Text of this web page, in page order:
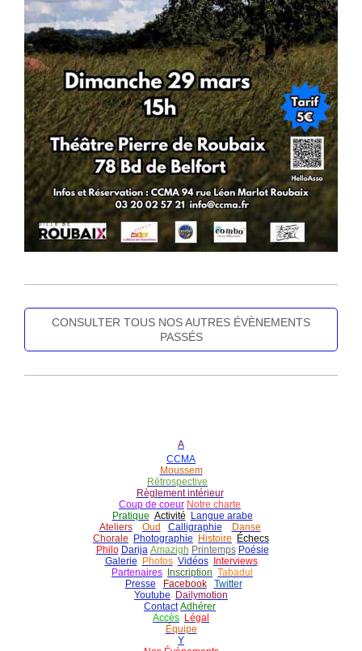
CONSULTER TOUS NOS AUTRES ÉVÈNEMENTS
PASSÉS
A
CCMA
Moussem
Rétrospective
Règlement intérieur
Coup de coeur Notre charte
Pratique Activité
Langue arabe
Ateliers
Oud Calligraphie
Danse
Chorale
Photographie Histoire Échecs
Philo Darija Amazigh Printemps Poésie
Galerie
Photos Vidéos
Interviews
Partenaires
Inscription Tabadul
Presse
Facebook
Twitter
Youtube
Dailymotion
Contact Adhérer
Accès Légal
Équipe
Y